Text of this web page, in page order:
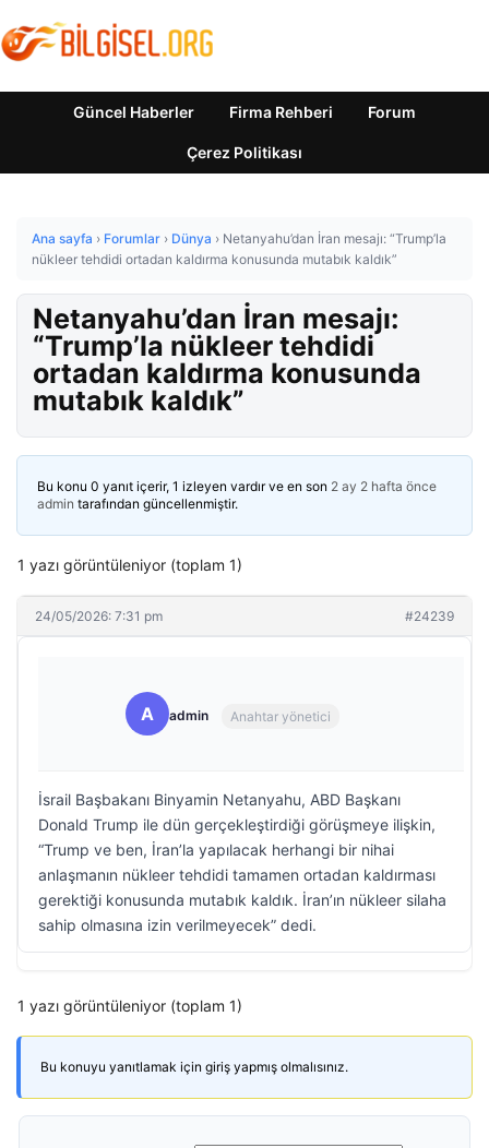
Güncel Haberler Firma Rehberi Forum
Çerez Politikası
Ana sayfa › Forumlar › Dünya › Netanyahu’dan İran mesajı: “Trump’la
nükleer tehdidi ortadan kaldırma konusunda mutabık kaldık”
Netanyahu’dan İran mesajı:
“Trump’la nükleer tehdidi
ortadan kaldırma konusunda
mutabık kaldık”
Bu konu 0 yanıt içerir, 1 izleyen vardır ve en son 2 ay 2 hafta önce
admin tarafından güncellenmiştir.
1 yazı görüntüleniyor (toplam 1)
24/05/2026: 7:31 pm #24239
A admin Anahtar yönetici
İsrail Başbakanı Binyamin Netanyahu, ABD Başkanı
Donald Trump ile dün gerçekleştirdiği görüşmeye ilişkin,
“Trump ve ben, İran’la yapılacak herhangi bir nihai
anlaşmanın nükleer tehdidi tamamen ortadan kaldırması
gerektiği konusunda mutabık kaldık. İran’ın nükleer silaha
sahip olmasına izin verilmeyecek” dedi.
1 yazı görüntüleniyor (toplam 1)
Bu konuyu yanıtlamak için giriş yapmış olmalısınız.